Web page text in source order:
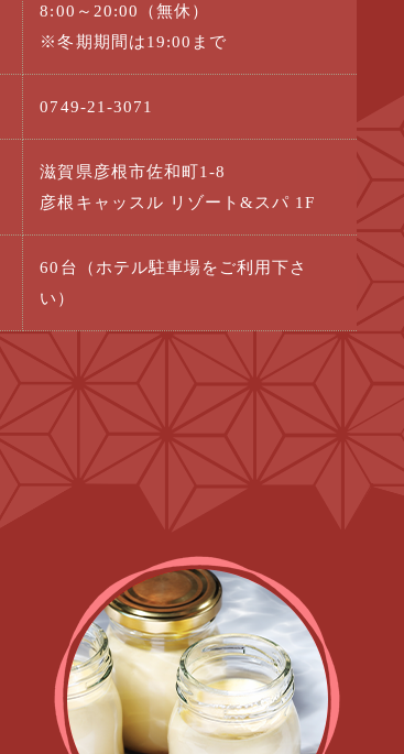
8:00～20:00（無休）
※冬期期間は19:00まで
0749-21-3071
滋賀県彦根市佐和町1-8
彦根キャッスル リゾート&スパ 1F
60台（ホテル駐車場をご利用下さ
い）